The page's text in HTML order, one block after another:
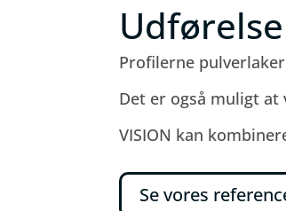
Udførelse
Profilerne
Det er også muligt
VISION kan
Se vores